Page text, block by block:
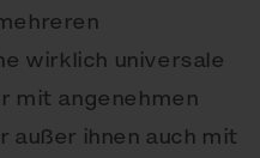
wirklich universale
mit angenehmen
außer ihnen auch mit